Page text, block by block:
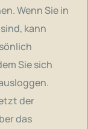
Wenn Sie in
kann
Sie sich
der
das